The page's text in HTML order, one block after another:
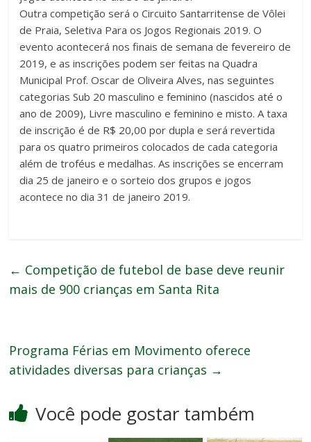
Outra competição será o Circuito Santarritense de Vôlei
de Praia, Seletiva Para os Jogos Regionais 2019. O
evento acontecerá nos finais de semana de fevereiro de
2019, e as inscrições podem ser feitas na Quadra
Municipal Prof. Oscar de Oliveira Alves, nas seguintes
categorias Sub 20 masculino e feminino (nascidos até o
ano de 2009), Livre masculino e feminino e misto. A taxa
de inscrição é de R$ 20,00 por dupla e será revertida
para os quatro primeiros colocados de cada categoria
além de troféus e medalhas. As inscrições se encerram
dia 25 de janeiro e o sorteio dos grupos e jogos
acontece no dia 31 de janeiro 2019.
← Competição de futebol de base deve reunir
mais de 900 crianças em Santa Rita
Programa Férias em Movimento oferece
atividades diversas para crianças →
Você pode gostar também